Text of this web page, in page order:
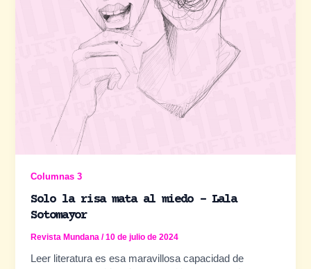
Columnas 3
Solo la risa mata al miedo – Lala
Sotomayor
Revista Mundana/10 de julio de 2024
Leer literatura es esa maravillosa capacidad de